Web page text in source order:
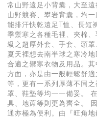
常山野遠足小背囊，大至
山野競賽、攀岩背囊，均
能排汗快乾遠足T恤、長短
季禦寒之各種毛裡、夾棉
級之超厚外套、手套、頭
夏天裡想去南半球之寒冷
合適之禦寒衣物及用品。
方面，亦是由一般輕鬆舒
等，更有一系列厚薄不同
罩、鞋墊等均一一備妥。
具、地蓆等則更為齊全。
通亦極為便利。由『旺角